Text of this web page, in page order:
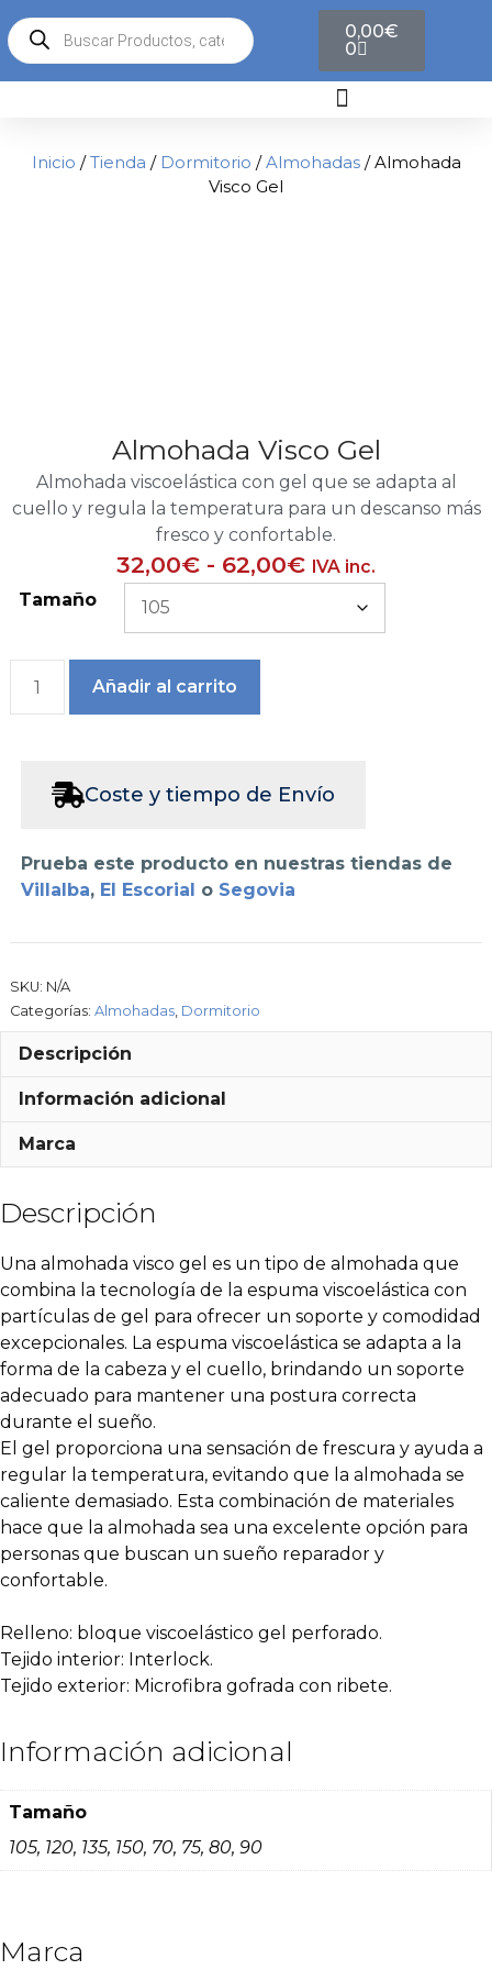
0,00€
0
Inicio /Tienda / Dormitorio /Almohadas/ Almohada
Visco Gel
Almohada Visco Gel
Almohada viscoelástica con gel que se adapta al
cuello y regula la temperatura para un descanso más
fresco y confortable.
32,00€ - 62,00€ IVA inc.
Tamaño
Añadir al carrito
Coste y tiempo de Envío
Prueba este producto en nuestras tiendas de
Villalba, El Escorial o Segovia
SKU: N/A
Categorías: Almohadas, Dormitorio
Descripción
Información adicional
Marca
Descripción
Una almohada visco gel es un tipo de almohada que
combina la tecnología de la espuma viscoelástica con
partículas de gel para ofrecer un soporte y comodidad
excepcionales. La espuma viscoelástica se adapta a la
forma de la cabeza y el cuello, brindando un soporte
adecuado para mantener una postura correcta
durante el sueño.
El gel proporciona una sensación de frescura y ayuda a
regular la temperatura, evitando que la almohada se
caliente demasiado. Esta combinación de materiales
hace que la almohada sea una excelente opción para
personas que buscan un sueño reparador y
confortable.
Relleno: bloque viscoelástico gel perforado.
Tejido interior: Interlock.
Tejido exterior: Microfibra gofrada con ribete.
Información adicional
Tamaño
105, 120, 135, 150, 70, 75, 80, 90
Marca